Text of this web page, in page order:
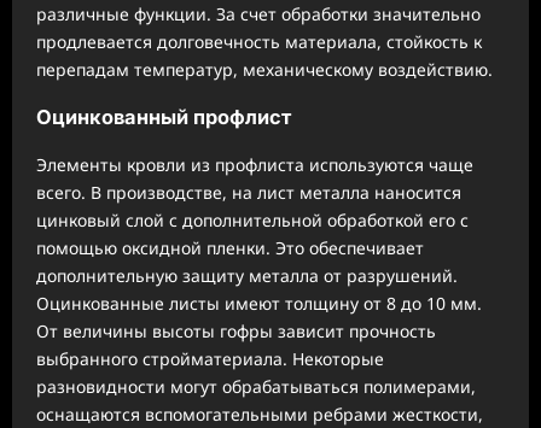
различные функции. За счет обработки значительно
продлевается долговечность материала, стойкость к
перепадам температур, механическому воздействию.
Оцинкованный профлист
Элементы кровли из профлиста используются чаще
всего. В производстве, на лист металла наносится
цинковый слой с дополнительной обработкой его с
помощью оксидной пленки. Это обеспечивает
дополнительную защиту металла от разрушений.
Оцинкованные листы имеют толщину от 8 до 10 мм.
От величины высоты гофры зависит прочность
выбранного стройматериала. Некоторые
разновидности могут обрабатываться полимерами,
оснащаются вспомогательными ребрами жесткости,